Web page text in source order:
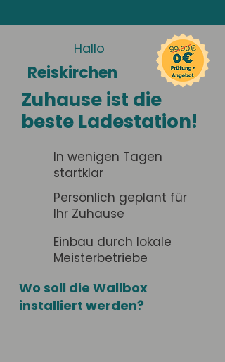
Hallo
Reiskirchen
Zuhause ist die
beste Ladestation!
In wenigen Tagen
startklar
Persönlich geplant für
Ihr Zuhause
Einbau durch lokale
Meisterbetriebe
Wo soll die Wallbox
installiert werden?